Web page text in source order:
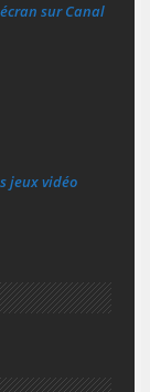
sur Canal
jeux vidéo